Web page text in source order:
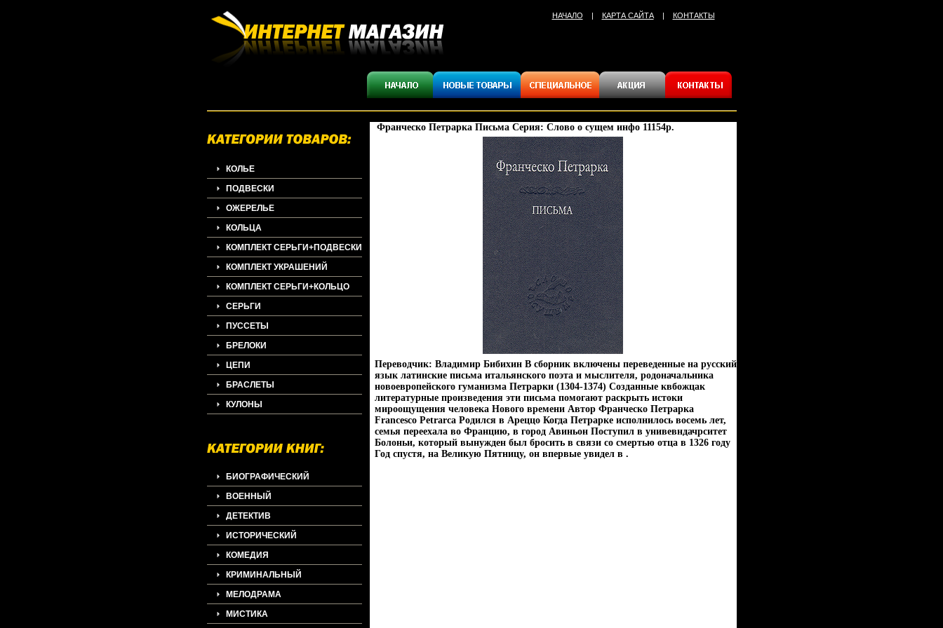
НАЧАЛО | КАРТА САЙТА| КОНТАКТЫ
КОЛЬЕ
ПОДВЕСКИ
ОЖЕРЕЛЬЕ
КОЛЬЦА
КОМПЛЕКТ СЕРЬГИ+ПОДВЕСКИ
КОМПЛЕКТ УКРАШЕНИЙ
КОМПЛЕКТ СЕРЬГИ+КОЛЬЦО
СЕРЬГИ
ПУССЕТЫ
БРЕЛОКИ
ЦЕПИ
БРАСЛЕТЫ
КУЛОНЫ
БИОГРАФИЧЕСКИЙ
ВОЕННЫЙ
ДЕТЕКТИВ
ИСТОРИЧЕСКИЙ
КОМЕДИЯ
КРИМИНАЛЬНЫЙ
МЕЛОДРАМА
МИСТИКА
Франческо Петрарка Письма Серия: Слово о сущем инфо 11154p.
Переводчик: Владимир Бибихин В сборник включены переведенные на русский
язык латинские письма итальянского поэта и мыслителя, родоначальника
новоевропейского гуманизма Петрарки (1304-1374) Созданные квбожцак
литературные произведения эти письма помогают раскрыть истоки
мироощущения человека Нового времени Автор Франческо Петрарка
Francesco Petrarca Родился в Ареццо Когда Петрарке исполнилось восемь лет,
семья переехала во Францию, в город Авиньон Поступил в унивевндачрситет
Болоньи, который вынужден был бросить в связи со смертью отца в 1326 году
Год спустя, на Великую Пятницу, он впервые увидел в .